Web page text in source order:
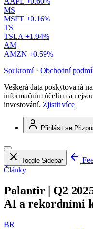
MS
MSFT +0.16%
TS
TSLA +1.94%
AM
AMZN +0.59%
Soukromí · Obchodní
Veškerá data poskytovaná
informačním účelům a
investování. Zjistit více
Přihlásit se
Toggle Sidebar
Články
Palantir | Q2
AI a rekordními
BR